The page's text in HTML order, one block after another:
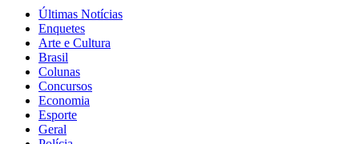
Últimas Notícias
Enquetes
Arte e Cultura
Brasil
Colunas
Concursos
Economia
Esporte
Geral